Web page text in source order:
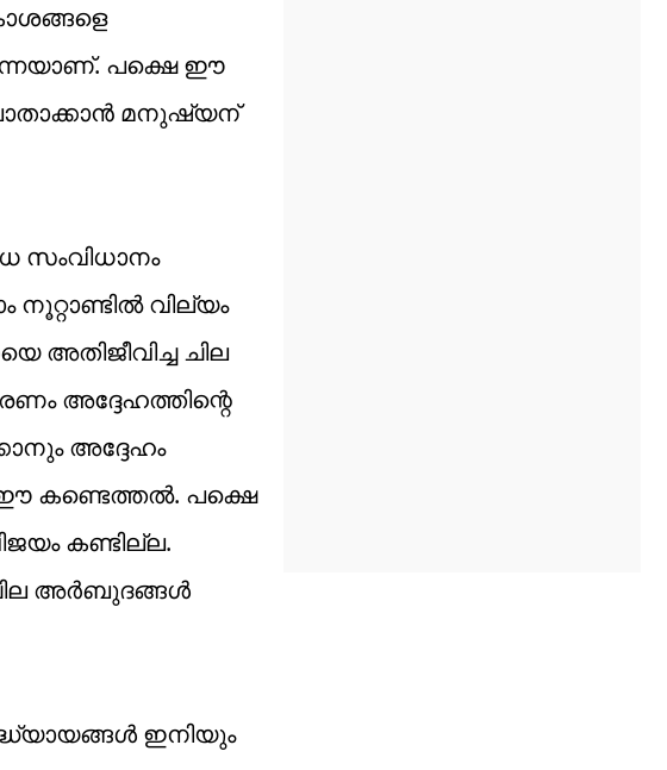
പക്ഷെ ഈ
മനുഷ്യന്
സംവിധാനം
വില്യം
അതിജീവിച്ച ചില
അദ്ദേഹത്തിന്റെ
അദ്ദേഹം
ഈ കണ്ടെത്തൽ. പക്ഷെ
കണ്ടില്ല.
അർബുദങ്ങൾ
ഇനിയും